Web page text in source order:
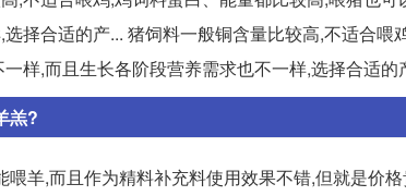
择合适的产... 猪饲料一般铜含量比较高,不适合
样,而且生长各阶段营养需求也不一样,选择合适的
羔?
喂羊,而且作为精料补充料使用效果不错,但就是价